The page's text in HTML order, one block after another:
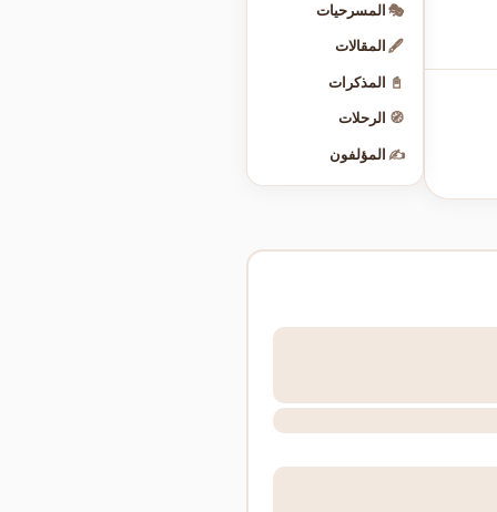
🎭 المسرحيات
🖋️ المقالات
📓 المذكرات
🧭 الرحلات
✍️ المؤلفون